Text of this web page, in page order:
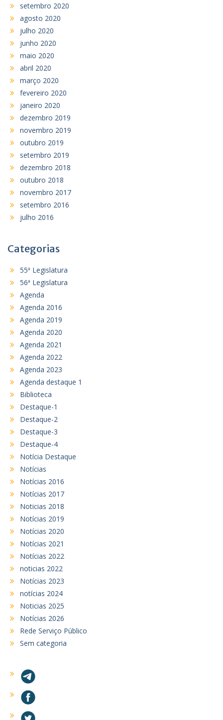
setembro 2020
agosto 2020
julho 2020
junho 2020
maio 2020
abril 2020
março 2020
fevereiro 2020
janeiro 2020
dezembro 2019
novembro 2019
outubro 2019
setembro 2019
dezembro 2018
outubro 2018
novembro 2017
setembro 2016
julho 2016
Categorias
55ª Legislatura
56ª Legislatura
Agenda
Agenda 2016
Agenda 2019
Agenda 2020
Agenda 2021
Agenda 2022
Agenda 2023
Agenda destaque 1
Biblioteca
Destaque-1
Destaque-2
Destaque-3
Destaque-4
Notícia Destaque
Notícias
Notícias 2016
Notícias 2017
Noticias 2018
Notícias 2019
Notícias 2020
Notícias 2021
Notícias 2022
noticias 2022
Notícias 2023
notícias 2024
Noticias 2025
Notícias 2026
Rede Serviço Público
Sem categoria